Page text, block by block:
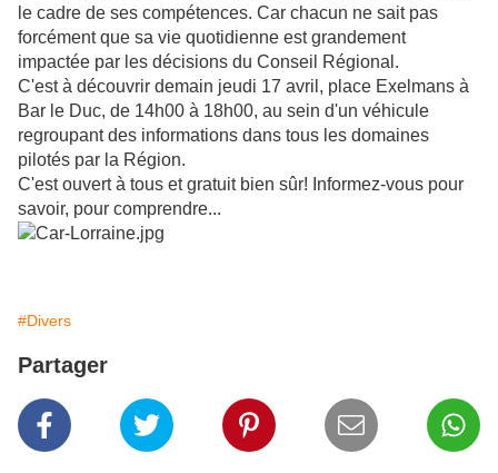
le cadre de ses compétences. Car chacun ne sait pas
forcément que sa vie quotidienne est grandement
impactée par les décisions du Conseil Régional.
C'est à découvrir demain jeudi 17 avril, place Exelmans à
Bar le Duc, de 14h00 à 18h00, au sein d'un véhicule
regroupant des informations dans tous les domaines
pilotés par la Région.
C'est ouvert à tous et gratuit bien sûr! Informez-vous pour
savoir, pour comprendre...
#Divers
Partager